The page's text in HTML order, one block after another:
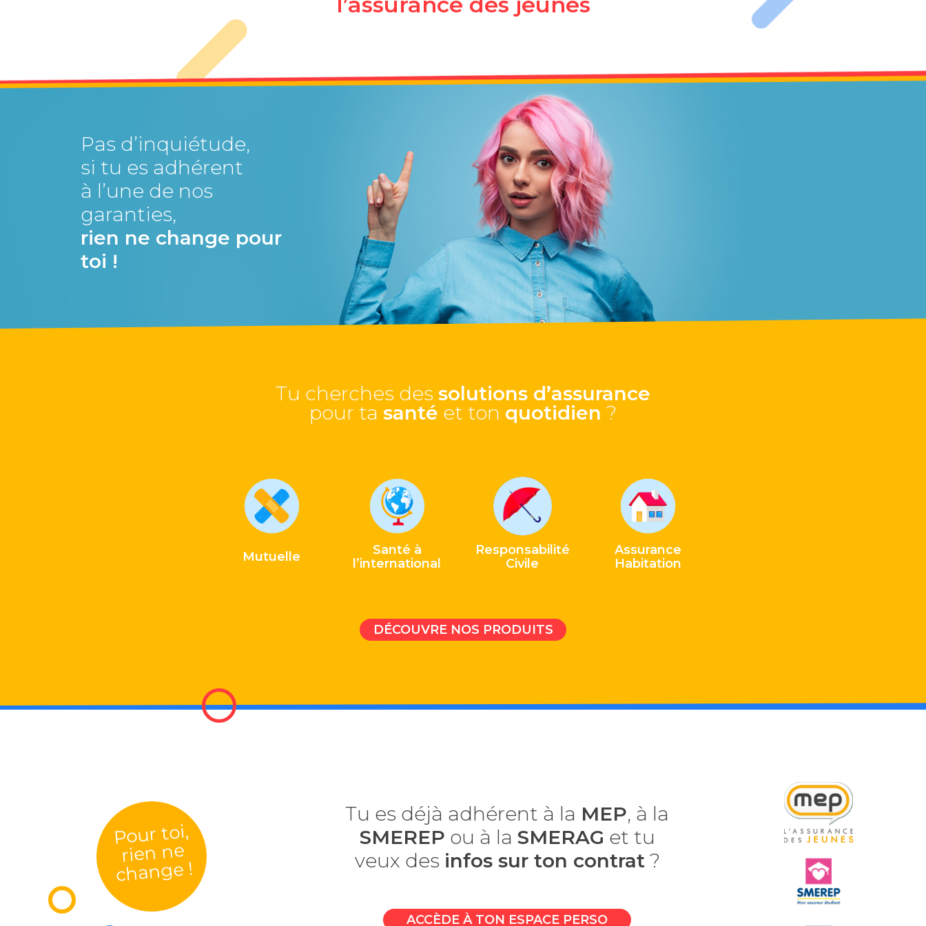
Pas d’inquiétude,
si tu es adhérent
à l’une de nos
garanties,
rien ne change pour
toi !
Tu cherches des solutions d’assurance
pour ta santé et ton quotidien ?
Mutuelle
Santé à
l’international
Responsabilité
Civile
Assurance
Habitation
DÉCOUVRE NOS PRODUITS
Pour toi,
rien ne
change !
Tu es déjà adhérent à la MEP, à la
SMEREP ou à la SMERAG et tu
veux des infos sur ton contrat?
ACCÈDE À TON ESPACE PERSO